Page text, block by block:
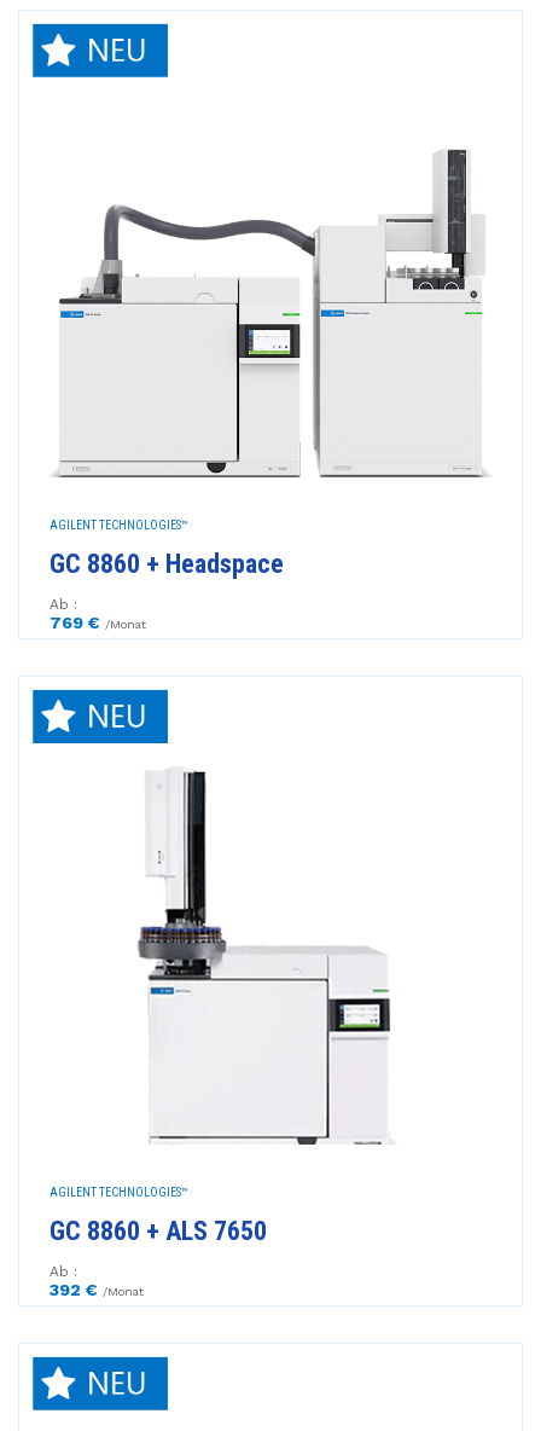
AGILENT TECHNOLOGIES™
GC 8860 + Headspace
Ab :
769 € /Monat
AGILENT TECHNOLOGIES™
GC 8860 + ALS 7650
Ab :
392 € /Monat